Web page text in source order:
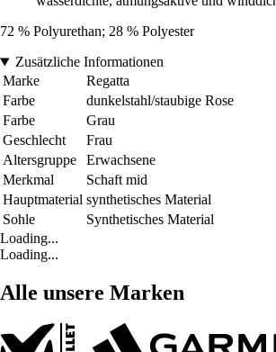
72 % Polyurethan; 28 % Polyester
Zusätzliche Informationen
Marke
Regatta
Farbe
dunkelstahl/staubige Rose
Farbe
Grau
Geschlecht
Frau
Altersgruppe
Erwachsene
Merkmal
Schaft mid
Hauptmaterial synthetisches Material
Sohle
Synthetisches Material
Loading...
Loading...
Alle unsere Marken